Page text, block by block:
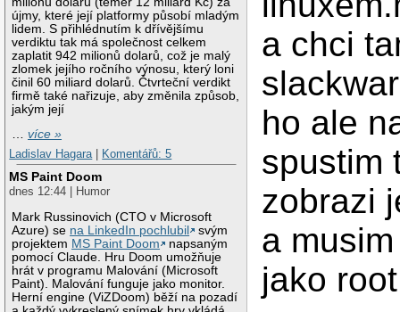
újmy, které její platformy působí mladým
lidem. S přihlédnutím k dřívějšímu
verdiktu tak má společnost celkem
zaplatit 942 milionů dolarů, což je malý
zlomek jejího ročního výnosu, který loni
činil 60 miliard dolarů. Čtvrteční verdikt
firmě také nařizuje, aby změnila způsob,
jakým její
…více »
Ladislav Hagara
Komentářů: 5
MS Paint Doom
dnes 12:44 | Humor
Mark Russinovich (CTO v Microsoft
Azure) se na LinkedIn pochlubil
svým
projektem MS Paint Doom
napsaným
pomocí Claude. Hru Doom umožňuje
hrát v programu Malování (Microsoft
Paint). Malování funguje jako monitor.
Herní engine (ViZDoom) běží na pozadí
a chci
ho ale
spustim
zobrazi
a
jako